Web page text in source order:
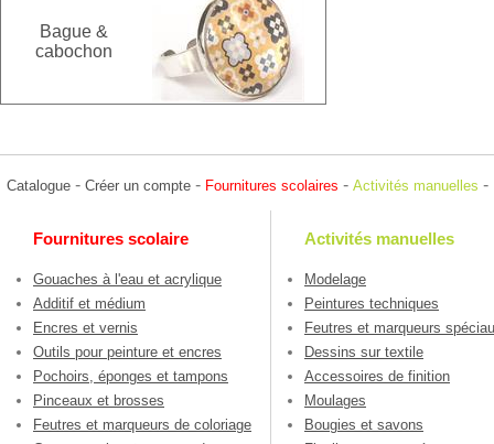
Bague &
cabochon
Catalogue - Créer un compte - Fournitures scolaires - Activités manuelles -
Fournitures scolaire
Gouaches à l'eau et acrylique
Additif et médium
Encres et vernis
Outils pour peinture et encres
Pochoirs, éponges et tampons
Pinceaux et brosses
Feutres et marqueurs de coloriage
Activités manuelles
Modelage
Peintures techniques
Feutres et marqueurs
Dessins sur textile
Accessoires de finition
Moulages
Bougies et savons